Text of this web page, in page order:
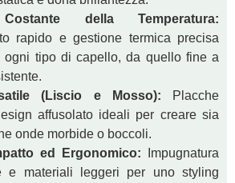
della Temperatura:
rapido e gestione termica precisa
ogni tipo di capello, da quello fine a
(Liscio e Mosso): Placche
affusolato ideali per creare sia
onde morbide o boccoli.
ed Ergonomico: Impugnatura
e materiali leggeri per uno styling